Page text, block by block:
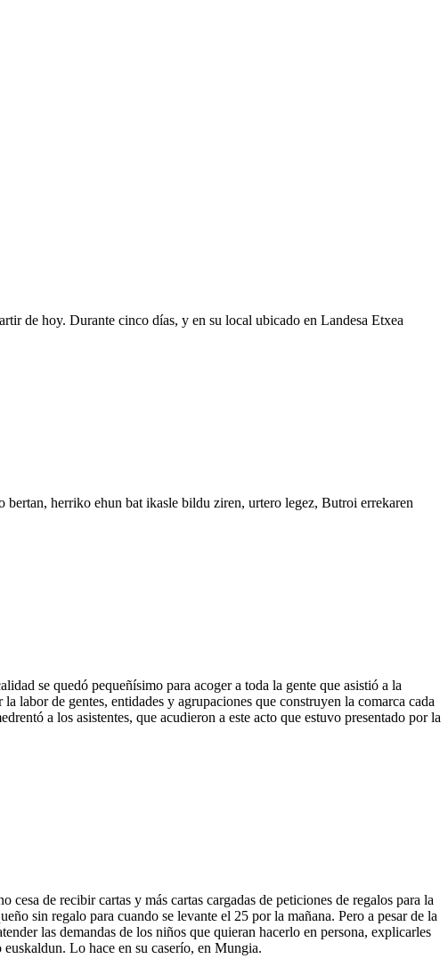
de hoy. Durante cinco días, y en su local ubicado en Landesa Etxea
bertan, herriko ehun bat ikasle bildu ziren, urtero legez, Butroi errekaren
se quedó pequeñísimo para acoger a toda la gente que asistió a la
labor de gentes, entidades y agrupaciones que construyen la comarca cada
a los asistentes, que acudieron a este acto que estuvo presentado por la
de recibir cartas y más cartas cargadas de peticiones de regalos para la
sin regalo para cuando se levante el 25 por la mañana. Pero a pesar de la
las demandas de los niños que quieran hacerlo en persona, explicarles
Lo hace en su caserío, en Mungia.